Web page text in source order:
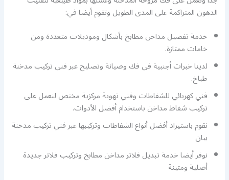
الدهون المتراكمة على المدى الطويل ونقوم أيضا في:
خدمة تفصيل مداخن مطابخ بأشكال وموديلات متعددة ومن
خامات ممتازة.
لدينا خبرات أجنبية في فك وصيانة وتصليح عبر فني تركيب مدخنة
طباخ.
فني كهربائي للشفاطات وفني تهوية مركزية مختص لنعمل على
تركيب شفاط مداخن باستخدام أفضل الأدوات.
نقوم باستيراد أفضل أنواع الشفاطات وتركيبها عبر فني تركيب مدخنة
بيان
نوفر أيضا خدمة تبديل فلاتر مداخن مطابخ وتركيب فلاتر جديدة
أصلية ومتينة